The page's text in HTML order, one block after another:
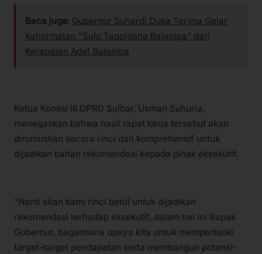
Baca juga: Gubernur Suhardi Duka Terima Gelar
Kehormatan “Sulo Tappidena Balanipa” dari
Kerapatan Adat Balanipa
Ketua Komisi III DPRD Sulbar, Usman Suhuria,
menegaskan bahwa hasil rapat kerja tersebut akan
dirumuskan secara rinci dan komprehensif untuk
dijadikan bahan rekomendasi kepada pihak eksekutif.
“Nanti akan kami rinci betul untuk dijadikan
rekomendasi terhadap eksekutif, dalam hal ini Bapak
Gubernur, bagaimana upaya kita untuk memperbaiki
target-target pendapatan serta membangun potensi-